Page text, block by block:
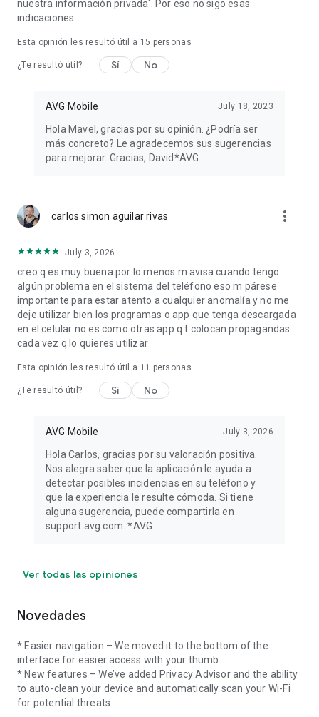
nuestra información privada'. Por eso no sigo esas
indicaciones.
Esta opinión les resultó útil a 15 personas
¿Te resultó útil? Sí No
AVG Mobile July 18, 2023
Hola Mavel, gracias por su opinión. ¿Podría ser
más concreto? Le agradecemos sus sugerencias
para mejorar. Gracias, David*AVG
carlos simon aguilar rivas more_vert
July 3, 2026
creo q es muy buena por lo menos m avisa cuando tengo
algún problema en el sistema del teléfono eso m párese
importante para estar atento a cualquier anomalía y no me
deje utilizar bien los programas o app que tenga descargada
en el celular no es como otras app q t colocan propagandas
cada vez q lo quieres utilizar
Esta opinión les resultó útil a 11 personas
¿Te resultó útil? Sí No
AVG Mobile July 3, 2026
Hola Carlos, gracias por su valoración positiva.
Nos alegra saber que la aplicación le ayuda a
detectar posibles incidencias en su teléfono y
que la experiencia le resulte cómoda. Si tiene
alguna sugerencia, puede compartirla en
support.avg.com. *AVG
Ver todas las opiniones
Novedades
* Easier navigation – We moved it to the bottom of the
interface for easier access with your thumb.
* New features – We’ve added Privacy Advisor and the ability
to auto-clean your device and automatically scan your Wi-Fi
for potential threats.